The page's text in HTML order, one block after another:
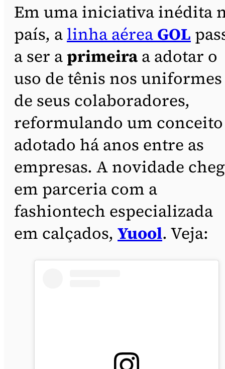
Em uma iniciativa inédita
país, a linha aérea GOL
a ser aprimeiraa adotar o
uso de tênis nos uniformes
de seus colaboradores,
reformulando um conceito
adotado há anos entre as
empresas. A novidade
em parceria com a
fashiontech especializada
em calçados, Yuool. Veja: